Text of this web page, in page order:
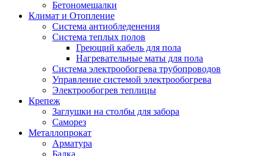
Бетономешалки
Климат и Отопление
Система антиобледенения
Система теплых полов
Греющий кабель для пола
Нагревательные маты для пола
Система электрообогрева трубопроводов
Управление системой электрообогрева
Электрообогрев теплицы
Крепеж
Заглушки на столбы для забора
Саморез
Металлопрокат
Арматура
Балка